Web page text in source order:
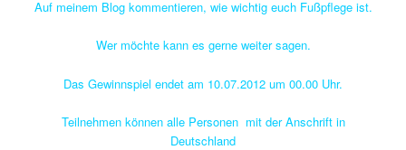
Auf meinem Blog kommentieren, wie wichtig euch Fußpflege ist.
Wer möchte kann es gerne weiter sagen.
Das Gewinnspiel endet am 10.07.2012 um 00.00 Uhr.
Teilnehmen können alle Personen mit der Anschrift in
Deutschland